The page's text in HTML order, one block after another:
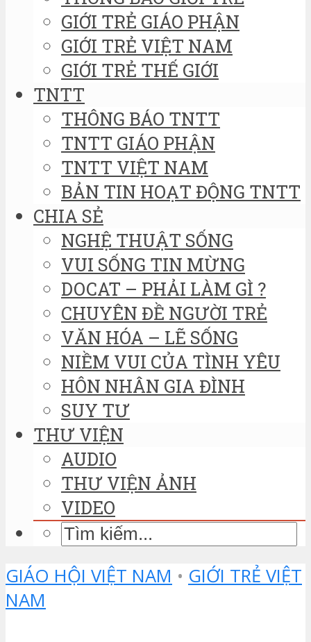
GIỚI TRẺ GIÁO PHẬN
GIỚI TRẺ VIỆT NAM
GIỚI TRẺ THẾ GIỚI
TNTT
THÔNG BÁO TNTT
TNTT GIÁO PHẬN
TNTT VIỆT NAM
BẢN TIN HOẠT ĐỘNG TNTT
CHIA SẺ
NGHỆ THUẬT SỐNG
VUI SỐNG TIN MỪNG
DOCAT – PHẢI LÀM GÌ ?
CHUYÊN ĐỀ NGƯỜI TRẺ
VĂN HÓA – LẼ SỐNG
NIỀM VUI CỦA TÌNH YÊU
HÔN NHÂN GIA ĐÌNH
SUY TƯ
THƯ VIỆN
AUDIO
THƯ VIỆN ẢNH
VIDEO
GIÁO HỘI VIỆT NAM • GIỚI TRẺ VIỆT
NAM